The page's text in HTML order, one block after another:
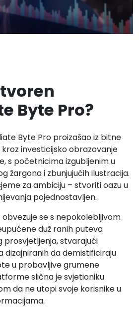
Byte Pro?
Byte Pro proizašao iz bitne
investicijsko obrazovanje
s početnicima izgubljenim u
žargona i zbunjujućih ilustracija.
za ambiciju – stvoriti oazu u
pojednostavljen.
se s nepokolebljivom
duž ranih puteva
prosvjetljenja, stvarajući
dizajniranih da demistificiraju
u probavljive grumene
slična je svjetioniku
da ne utopi svoje korisnike u